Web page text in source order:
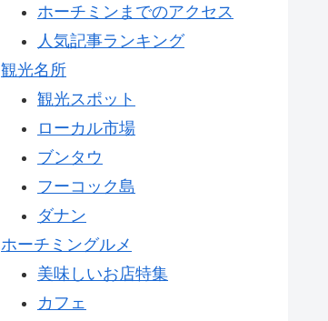
ホーチミンまでのアクセス
人気記事ランキング
観光名所
観光スポット
ローカル市場
ブンタウ
フーコック島
ダナン
ホーチミングルメ
美味しいお店特集
カフェ